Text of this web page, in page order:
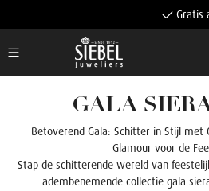
Gratis
GALA
Betoverend Gala: Schitter in Stijl met
Glamour voor de
Stap de schitterende wereld van
adembenemende collectie gala